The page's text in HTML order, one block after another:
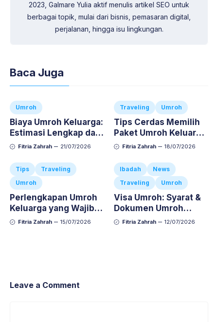
2023, Galmare Yulia aktif menulis artikel SEO untuk
berbagai topik, mulai dari bisnis, pemasaran digital,
perjalanan, hingga isu lingkungan.
Baca Juga
Umroh
Biaya Umroh Keluarga:
Estimasi Lengkap dan
Cara Atur Budgetnya
Fitria Zahrah 21/07/2026
Traveling Umroh
Tips Cerdas Memilih
Paket Umroh Keluarga
Agar Ibadah Si Kecil
Repot
Fitria Zahrah 18/07/2026
Tips
Traveling
Umroh
Perlengkapan Umroh
Keluarga yang Wajib
Dibawa, Jangan
Fitria Zahrah 15/07/2026
Ibadah
News
Traveling
Umroh
Visa Umroh: Syarat &
Dokumen Umroh
Keluarga Lengkap dan
Fitria Zahrah 12/07/2026
Leave a Comment